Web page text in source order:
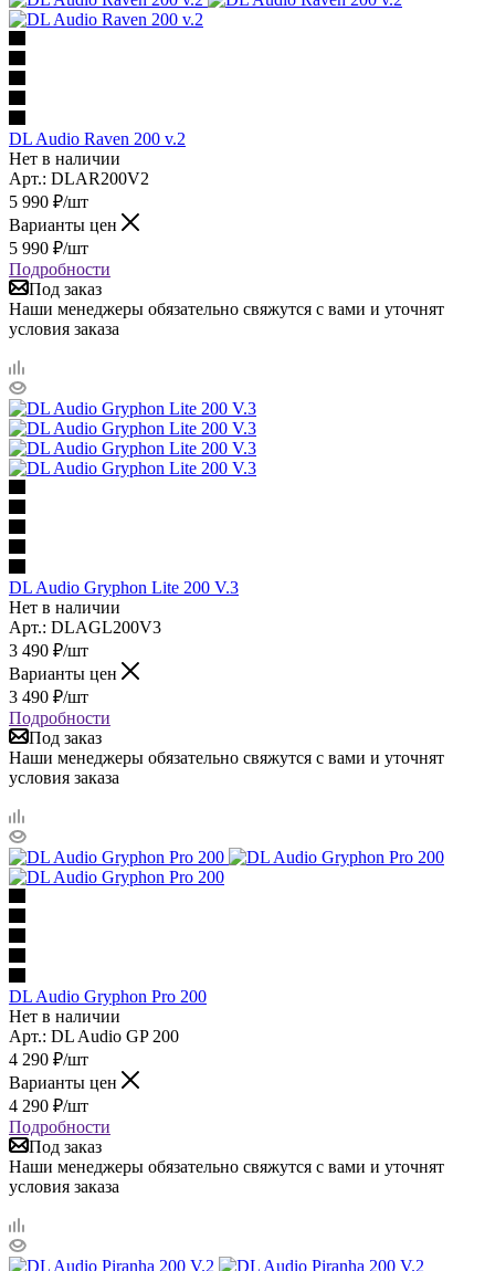
DL Audio Raven 200 v.2
Нет в наличии
Арт.: DLAR200V2
5 990 ₽/шт
Варианты цен
5 990 ₽/шт
Подробности
Под заказ
Наши менеджеры обязательно свяжутся с вами и уточнят
условия заказа
DL Audio Gryphon Lite 200 V.3
Нет в наличии
Арт.: DLAGL200V3
3 490 ₽/шт
Варианты цен
3 490 ₽/шт
Подробности
Под заказ
Наши менеджеры обязательно свяжутся с вами и уточнят
условия заказа
DL Audio Gryphon Pro 200
Нет в наличии
Арт.: DL Audio GP 200
4 290 ₽/шт
Варианты цен
4 290 ₽/шт
Подробности
Под заказ
Наши менеджеры обязательно свяжутся с вами и уточнят
условия заказа